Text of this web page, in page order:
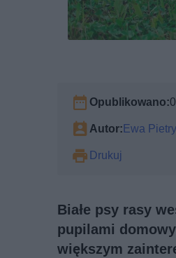
Opublikowano:
Autor:Ewa
Drukuj
Białe psy rasy
pupilami
większym